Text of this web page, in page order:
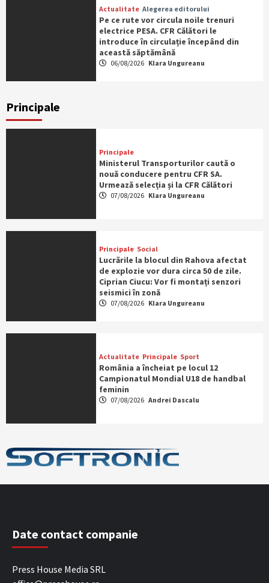
Actualitate Alegerea editorului
Pe ce rute vor circula noile trenuri
electrice PESA. CFR Călători le
introduce în circulație începând din
această săptămână
06/08/2026 Klara Ungureanu
Principale
Principale
Ministerul Transporturilor caută o
nouă conducere pentru CFR SA.
Urmează selecția și la CFR Călători
07/08/2026 Klara Ungureanu
Principale Social
Lucrările la blocul din Rahova afectat
de explozie vor dura circa 50 de zile.
Ciprian Ciucu: Vor fi montați senzori
seismici în zonă
07/08/2026 Klara Ungureanu
Actualitate Principale Sport
România a încheiat pe locul 12
Campionatul Mondial U18 de handbal
feminin
07/08/2026 Andrei Dascalu
Date contact companie
Press House Media SRL